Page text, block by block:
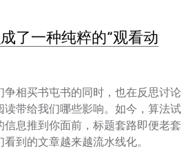
了一种纯粹的“观看动
相买书屯书的同时，也在反思讨论
带给我们哪些影响。如今，算法试
息推到你面前，标题套路即便老套
到的文章越来越流水线化。